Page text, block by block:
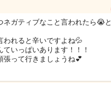
ネガティブなこと言われたら😭
われると辛いですよね💦
いっぱいあります！！！
張って行きましょうね💕